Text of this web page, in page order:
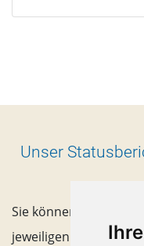
Unser
Sie können ein Cover
jeweiligen Ausgabe